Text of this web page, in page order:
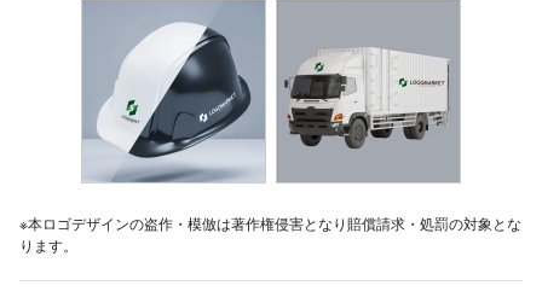
※本ロゴデザインの盗作・模倣は著作権侵害となり賠償請求・処罰の対象とな
ります。